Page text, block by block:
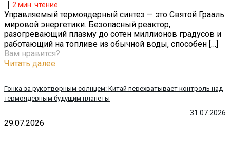
31.07.2026
Гонка за рукотворным солнцем: Китай перехватывает контроль над
термоядерным будущим планеты
2 мин. чтение
Управляемый термоядерный синтез — это Святой Грааль
мировой энергетики. Безопасный реактор,
разогревающий плазму до сотен миллионов градусов и
работающий на топливе из обычной воды, способен […]
Вам нравится?
Читать далее
29.07.2026